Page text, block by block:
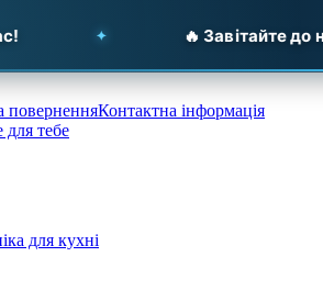
🔥 Завітайте до
поверненняКонтактна інформація
для кухні